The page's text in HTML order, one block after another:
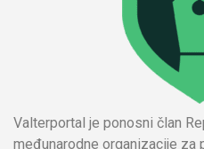
Valterportal je ponosni član
međunarodne organizacije za